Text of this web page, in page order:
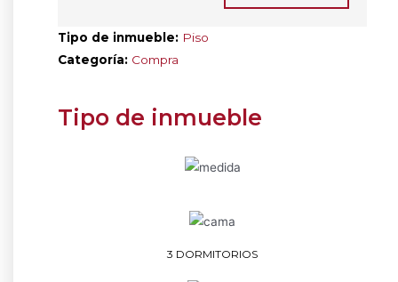
Tipo de inmueble: Piso
Categoría: Compra
Tipo de inmueble
3 DORMITORIOS